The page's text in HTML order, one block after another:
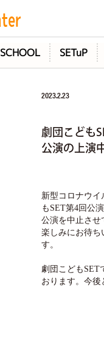
SCHOOL SETuP
2023.2.23
劇団こども
公演の上演
新型コロナウ
もSET第4回公
公演を中止させ
楽しみにお待ち
す。
劇団こども SET
おります。今後